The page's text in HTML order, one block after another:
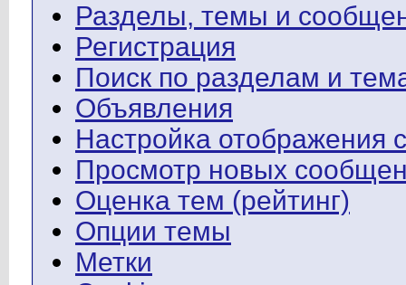
Разделы, темы и
Регистрация
Поиск по разделам и
Объявления
Настройка отображения
Просмотр новых
Оценка тем (рейтинг)
Опции темы
Метки